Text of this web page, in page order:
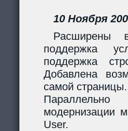
10 Ноября
Расширены
поддержка
поддержка
Добавлена
самой страницы.
модернизации
User.